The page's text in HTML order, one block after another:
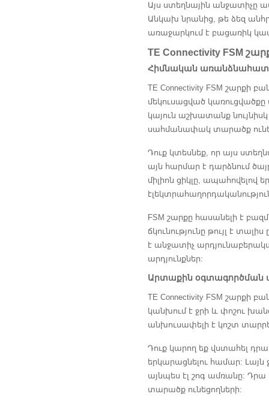
Այս ստեղնային անջատիչը
Անկախ նրանից, թե ձեզ
առաջարկում է բացառիկ
TE Connectivity FSM
Հիմնական
TE Connectivity FSM շարքի
մեկուսացված
կայուն աշխատանք
սահմանափակ տարածք
Դուք կտեսնեք, որ այս
այն հարմար է դարձնում
միլիոն ցիկլը, ապահովելով
FSM շարքը հասանելի է
ճկունությունը թույլ է
է անջատիչ
արդյունքներ:
Արտաքին օգտագործման
TE Connectivity FSM շարքի
կանխում է ջրի և փոշու
անխուսափելի է կոշտ
Դուք կարող եք վստահել
երկարացնելու համար: Լայն
այնպես էլ շոգ ամռանը:
տարածք ունեցողների: